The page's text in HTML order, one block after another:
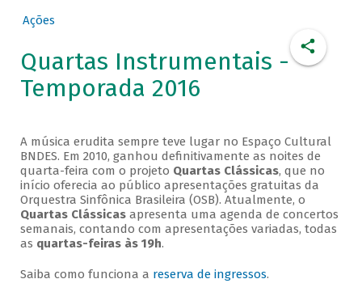
Ações
Quartas Instrumentais -
Temporada 2016
A música erudita sempre teve lugar no Espaço Cultural
BNDES. Em 2010, ganhou definitivamente as noites de
quarta-feira com o projeto Quartas Clássicas, que no
início oferecia ao público apresentações gratuitas da
Orquestra Sinfônica Brasileira (OSB). Atualmente, o
Quartas Clássicasapresenta uma agenda de concertos
semanais, contando com apresentações variadas, todas
as quartas-feiras às 19h.
Saiba como funciona a reserva de ingressos.